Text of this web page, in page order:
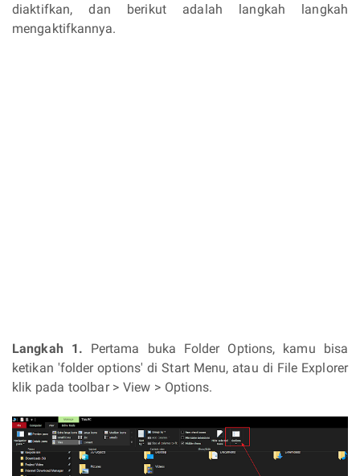
diaktifkan, dan berikut adalah langkah langkah
mengaktifkannya.
Langkah 1. Pertama buka Folder Options, kamu bisa
ketikan 'folder options' di Start Menu, atau di File Explorer
klik pada toolbar > View > Options.